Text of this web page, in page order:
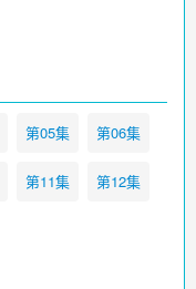
第05集 第06集
第11集 第12集